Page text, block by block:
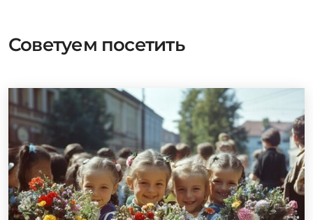
Советуем посетить